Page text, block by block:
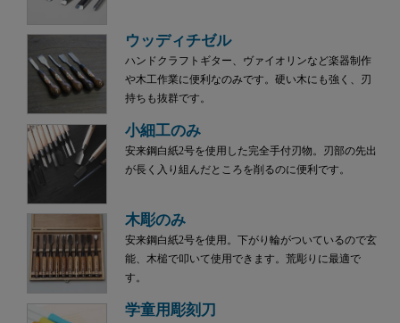
ウッディチゼル
ハンドクラフトギター、ヴァイオリンなど楽器制作
や木工作業に便利なのみです。硬い木にも強く、刃
持ちも抜群です。
小細工のみ
安来鋼白紙2号を使用した完全手付刃物。刃部の先出
が長く入り組んだところを削るのに便利です。
木彫のみ
安来鋼白紙2号を使用。下がり輪がついているので玄
能、木槌で叩いて使用できます。荒彫りに最適で
す。
学童用彫刻刀